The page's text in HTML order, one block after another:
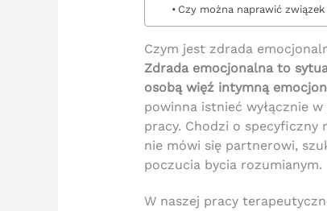
Czy można naprawić
Czym jest zdrada
Zdrada emocjonalna to
osobą więź intymną
powinna istnieć wyłącznie
pracy. Chodzi o specyficzny
nie mówi się partnerowi,
poczucia bycia rozumianym.
W naszej pracy